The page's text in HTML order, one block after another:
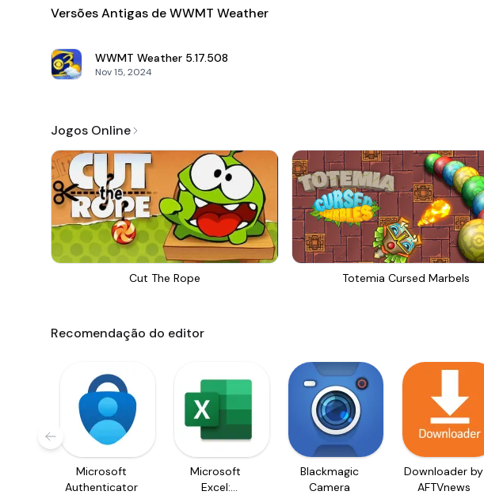
Versões Antigas de WWMT Weather
WWMT Weather 5.17.508
Nov 15, 2024
Jogos Online
Cut The Rope Totemia Cursed Marbels
Recomendação do editor
Microsoft
Authenticator
Microsoft
Excel:
Blackmagic
Camera
Downloader by
AFTVnews